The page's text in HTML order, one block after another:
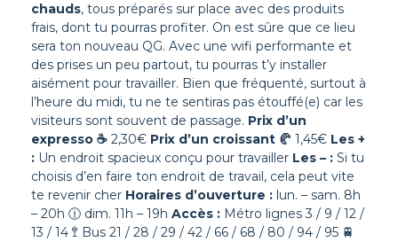
chauds, tous préparés sur place avec des produits
frais, dont tu pourras profiter. On est sûre que ce lieu
sera ton nouveau QG. Avec une wifi performante et
des prises un peu partout, tu pourras t’y installer
aisément pour travailler. Bien que fréquenté, surtout à
l’heure du midi, tu ne te sentiras pas étouffé(e) car les
visiteurs sont souvent de passage. Prix d’un
expresso ☕ 2,30€ Prix d’un croissant 🥐 1,45€ Les +
: Un endroit spacieux conçu pour travailler Les – : Si tu
choisis d’en faire ton endroit de travail, cela peut vite
te revenir cher Horaires d’ouverture : lun. – sam. 8h
– 20h 🕧 dim. 11h – 19h Accès : Métro lignes 3 / 9 / 12 /
13 / 14 🚏 Bus 21 / 28 / 29 / 42 / 66 / 68 / 80 / 94 / 95 🚆